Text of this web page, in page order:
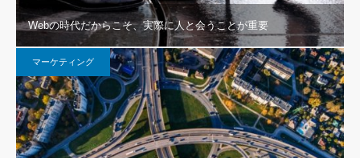
Webの時代だからこそ、実際に人と会うことが重要
マーケティング